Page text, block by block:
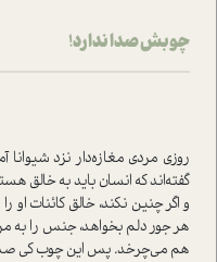
چوبش صدا ندارد!
روزی مردی مغازه‌دار نزد شیوانا
گفته‌اند که انسان باید به خالق
و اگر چنین نکند، خالق کائنات
هر جور دلم بخواهد، جنس را به
هم می‌چرخد. پس این چوب کی